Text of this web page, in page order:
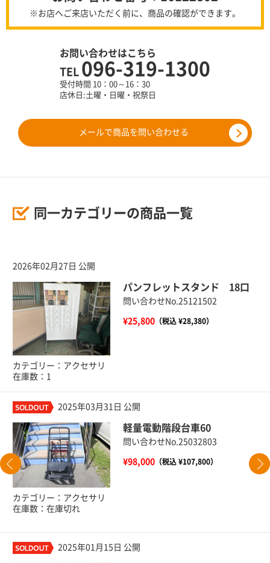
※お店へご来店いただく前に、商品の確認ができます。
お問い合わせはこちら
TEL 096-319-1300
受付時間 10：00～16：30
店休日:土曜・日曜・祝祭日
メールで商品を問い合わせる
同一カテゴリーの商品一覧
2026年02月27日 公開
パンフレットスタンド 18口
問い合わせNo.25121502
¥25,800（税込 ¥28,380）
カテゴリー：アクセサリ
在庫数：1
2025年03月31日 公開
軽量電動階段台車60
問い合わせNo.25032803
¥98,000（税込 ¥107,800）
カテゴリー：アクセサリ
在庫数：在庫切れ
2025年01月15日 公開